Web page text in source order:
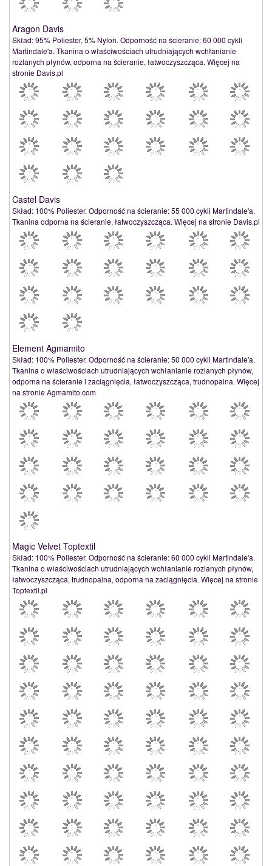
Aragon Davis
Skład: 95% Poliester, 5% Nylon. Odporność na ścieranie: 60 000 cykli
Martindale'a. Tkanina o właściwościach utrudniających wchłanianie
rozlanych płynów, odporna na ścieranie, łatwoczyszcząca. Więcej na
stronie Davis.pl
Castel Davis
Skład: 100% Poliester. Odporność na ścieranie: 55 000 cykli Martindale'a.
Tkanina odporna na ścieranie, łatwoczyszcząca. Więcej na stronie Davis.pl
Element Agmamito
Skład: 100% Poliester. Odporność na ścieranie: 50 000 cykli Martindale'a.
Tkanina o właściwościach utrudniających wchłanianie rozlanych płynów,
odporna na ścieranie i zaciągnięcia, łatwoczyszcząca, trudnopalna. Więcej
na stronie Agmamito.com
Magic Velvet Toptextil
Skład: 100% Poliester. Odporność na ścieranie: 60 000 cykli Martindale'a.
Tkanina o właściwościach utrudniających wchłanianie rozlanych płynów,
łatwoczyszcząca, trudnopalna, odporna na zaciągnięcia. Więcej na stronie
Toptextil.pl